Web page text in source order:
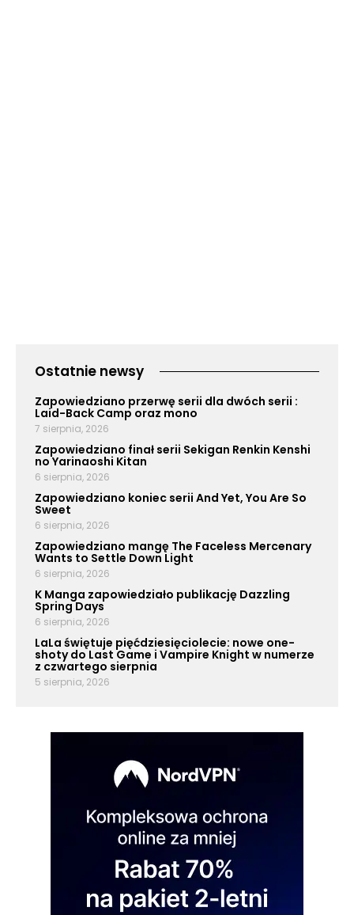
Ostatnie newsy
Zapowiedziano przerwę serii dla dwóch serii :
Laid-Back Camp oraz mono
7 sierpnia, 2026
Zapowiedziano finał serii Sekigan Renkin Kenshi
no Yarinaoshi Kitan
6 sierpnia, 2026
Zapowiedziano koniec serii And Yet, You Are So
Sweet
6 sierpnia, 2026
Zapowiedziano mangę The Faceless Mercenary
Wants to Settle Down Light
6 sierpnia, 2026
K Manga zapowiedziało publikację Dazzling
Spring Days
6 sierpnia, 2026
LaLa świętuje pięćdziesięciolecie: nowe one-
shoty do Last Game i Vampire Knight w numerze
z czwartego sierpnia
5 sierpnia, 2026